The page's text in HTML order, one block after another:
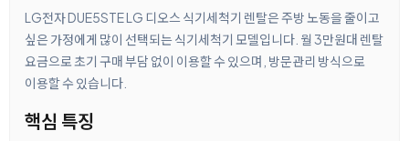
LG전자 DUE5STE LG 디오스 식기세척기 렌탈은 주방 노동을 줄이고
싶은 가정에게 많이 선택되는 식기세척기 모델입니다. 월 3만원대 렌탈
요금으로 초기 구매 부담 없이 이용할 수 있으며, 방문관리 방식으로
이용할 수 있습니다.
핵심 특징